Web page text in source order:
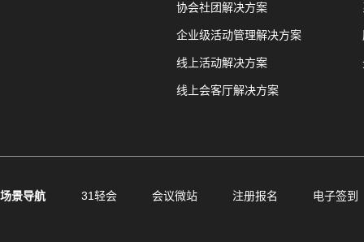
协会社团解决方案
企业级活动管理解决方案
线上活动解决方案
线上会客厅解决方案
场景导航 31轻会 会议微站 注册报名 电子签到